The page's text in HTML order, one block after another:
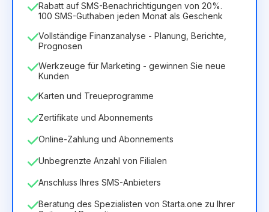
Rabatt auf SMS-Benachrichtigungen von 20%.
100 SMS-Guthaben jeden Monat als Geschenk
Vollständige Finanzanalyse - Planung, Berichte,
Prognosen
Werkzeuge für Marketing - gewinnen Sie neue
Kunden
Karten und Treueprogramme
Zertifikate und Abonnements
Online-Zahlung und Abonnements
Unbegrenzte Anzahl von Filialen
Anschluss Ihres SMS-Anbieters
Beratung des Spezialisten von Starta.one zu Ihrer